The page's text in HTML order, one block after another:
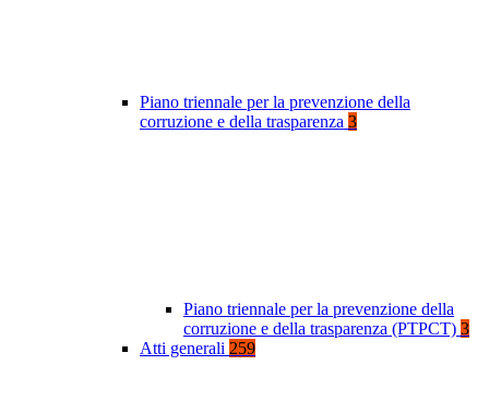
Piano triennale per la prevenzione della
corruzione e della trasparenza 3
Piano triennale per la prevenzione della
corruzione e della trasparenza (PTPCT) 3
Atti generali 259